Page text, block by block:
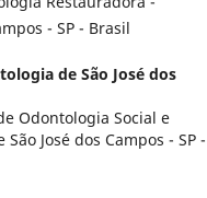
- SP - Brasil
de São José dos
Odontologia Social e
José dos Campos - SP -